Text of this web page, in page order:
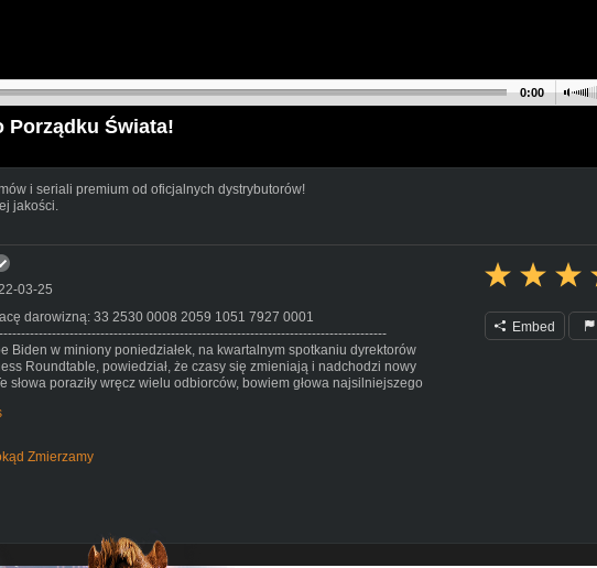
0:00
Porządku Świata!
i seriali premium od oficjalnych dystrybutorów!
jakości.
03-25
darowizną: 33 2530 0008 2059 1051 7927 0001
Biden w miniony poniedziałek, na kwartalnym spotkaniu dyrektorów
Roundtable, powiedział, że czasy się zmieniają i nadchodzi nowy
słowa poraziły wręcz wielu odbiorców, bowiem głowa najsilniejszego
czyli z j. ang. New World Order jest terminem określającym świat, w
Działania tych ludzi mają odpowiadać za większość kryzysów i konfliktów
a ich celem jest dążenie do obalenia dotychczasowe systemu suwerennych
społeczności poddawanej jednolitym procedurom, uczestniczącej w
finansowym i wyznającej te same standardy.
wartości dotychczasowego świata, który ma się odbudować na warunkach
nadający ramy owej teorii przyszedł 11 września 2001 r., kiedy to
Zmierzamy
Embed